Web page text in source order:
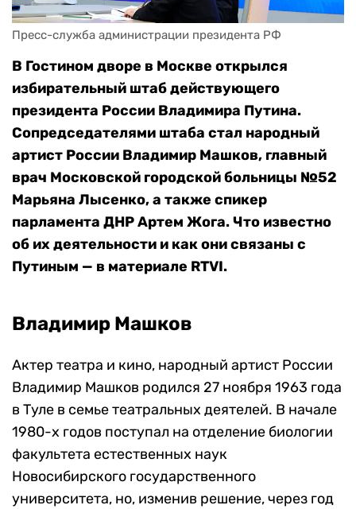
Пресс-служба администрации президента РФ
В Гостином дворе в Москве открылся
избирательный штаб действующего
президента России Владимира Путина.
Сопредседателями штаба стал народный
артист России Владимир Машков, главный
врач Московской городской больницы №52
Марьяна Лысенко, а также спикер
парламента ДНР Артем Жога. Что известно
об их деятельности и как они связаны с
Путиным — в материале RTVI.
Владимир Машков
Актер театра и кино, народный артист России
Владимир Машков родился 27 ноября 1963 года
в Туле в семье театральных деятелей. В начале
1980-х годов поступал на отделение биологии
факультета естественных наук
Новосибирского государственного
университета, но, изменив решение, через год